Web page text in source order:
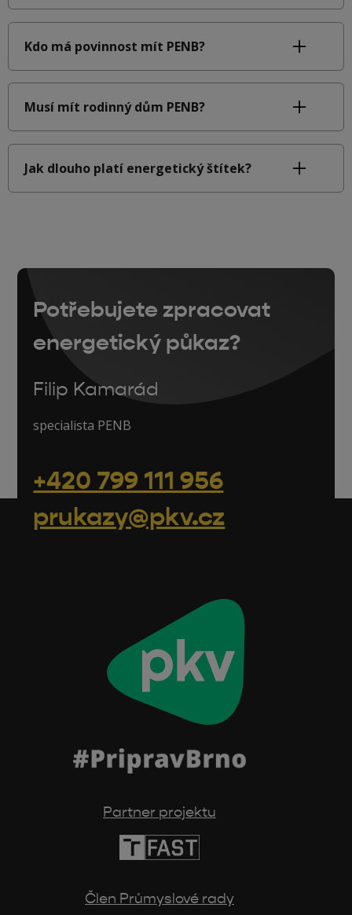
Kdo má povinnost mít PENB?
Musí mít rodinný dům PENB?
Jak dlouho platí energetický štítek?
Potřebujete zpracovat
energetický půkaz?
Filip Kamarád
specialista PENB
+420 799 111 956
prukazy@pkv.cz
Partner projektu
Člen Průmyslové rady